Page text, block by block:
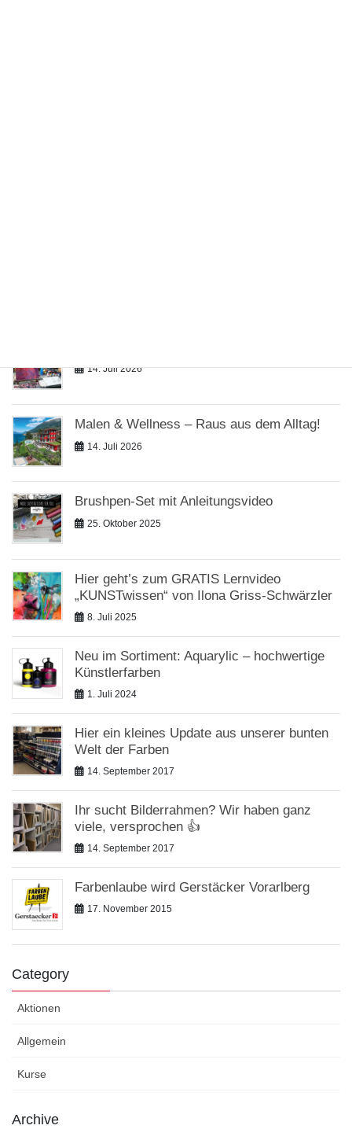
14. Juli 2026
Malen & Wellness – Raus aus dem Alltag!
14. Juli 2026
Brushpen-Set mit Anleitungsvideo
25. Oktober 2025
Hier geht’s zum GRATIS Lernvideo
„KUNSTwissen“ von Ilona Griss-Schwärzler
8. Juli 2025
Neu im Sortiment: Aquarylic – hochwertige
Künstlerfarben
1. Juli 2024
Hier ein kleines Update aus unserer bunten
Welt der Farben
14. September 2017
Ihr sucht Bilderrahmen? Wir haben ganz
viele, versprochen 👍
14. September 2017
Farbenlaube wird Gerstäcker Vorarlberg
17. November 2015
Category
Aktionen
Allgemein
Kurse
Archive